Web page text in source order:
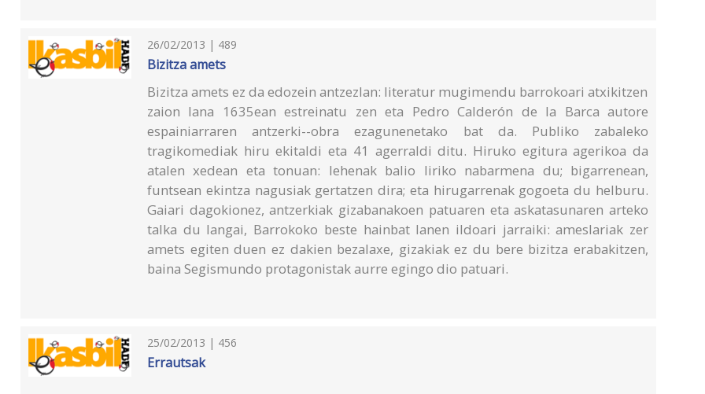
26/02/2013 | 489
Bizitza amets
Bizitza amets ez da edozein antzezlan: literatur mugimendu barrokoari atxikitzen
zaion lana 1635ean estreinatu zen eta Pedro Calderón de la Barca autore
espainiarraren antzerki--obra ezagunenetako bat da. Publiko zabaleko
tragikomediak hiru ekitaldi eta 41 agerraldi ditu. Hiruko egitura agerikoa da
atalen xedean eta tonuan: lehenak balio liriko nabarmena du; bigarrenean,
funtsean ekintza nagusiak gertatzen dira; eta hirugarrenak gogoeta du helburu.
Gaiari dagokionez, antzerkiak gizabanakoen patuaren eta askatasunaren arteko
talka du langai, Barrokoko beste hainbat lanen ildoari jarraiki: ameslariak zer
amets egiten duen ez dakien bezalaxe, gizakiak ez du bere bizitza erabakitzen,
baina Segismundo protagonistak aurre egingo dio patuari.
25/02/2013 | 456
Errautsak